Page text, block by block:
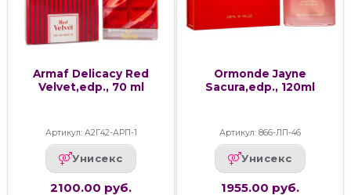
Armaf Delicacy Red
Velvet,edp., 70 ml
Артикул: А2Г42-АРП-1
Унисекс
2100.00 руб.
Ormonde Jayne
Sacura,edp., 120ml
Артикул: 866-ЛП-46
Унисекс
1955.00 руб.